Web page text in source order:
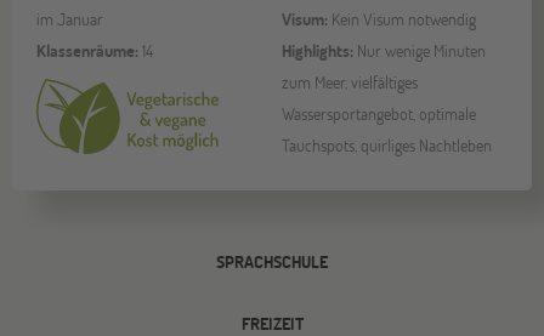
im Januar
Klassenräume: 14
Visum: Kein Visum notwendig
Highlights: Nur wenige Minuten
zum Meer, vielfältiges
Wassersportangebot, optimale
Tauchspots, quirliges Nachtleben
SPRACHSCHULE
FREIZEIT